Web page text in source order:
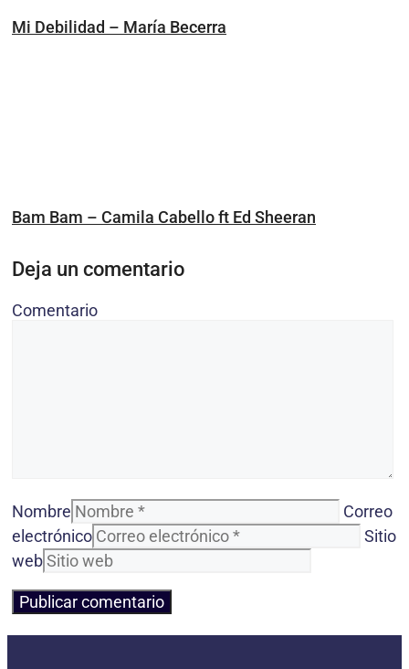
Mi Debilidad – María Becerra
Bam Bam – Camila Cabello ft Ed Sheeran
Deja un comentario
Comentario
Nombre
Correo
electrónico
Sitio
web